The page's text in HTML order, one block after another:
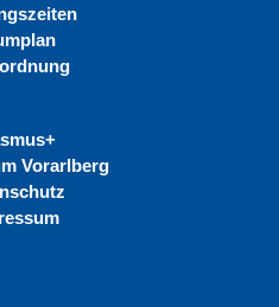
Vorarlberg